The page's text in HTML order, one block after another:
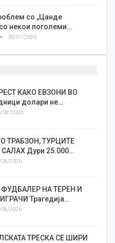
со „Цанде
некои поголеми…
30/07/2026
КАКО ЕВЗОНИ ВО
долари не…
08/2026
ТРАБЗОН, ТУРЦИТЕ
Дури 25.000…
08/2026
НА ТЕРЕН И
Трагедија…
08/2026
ТРЕСКА СЕ ШИРИ